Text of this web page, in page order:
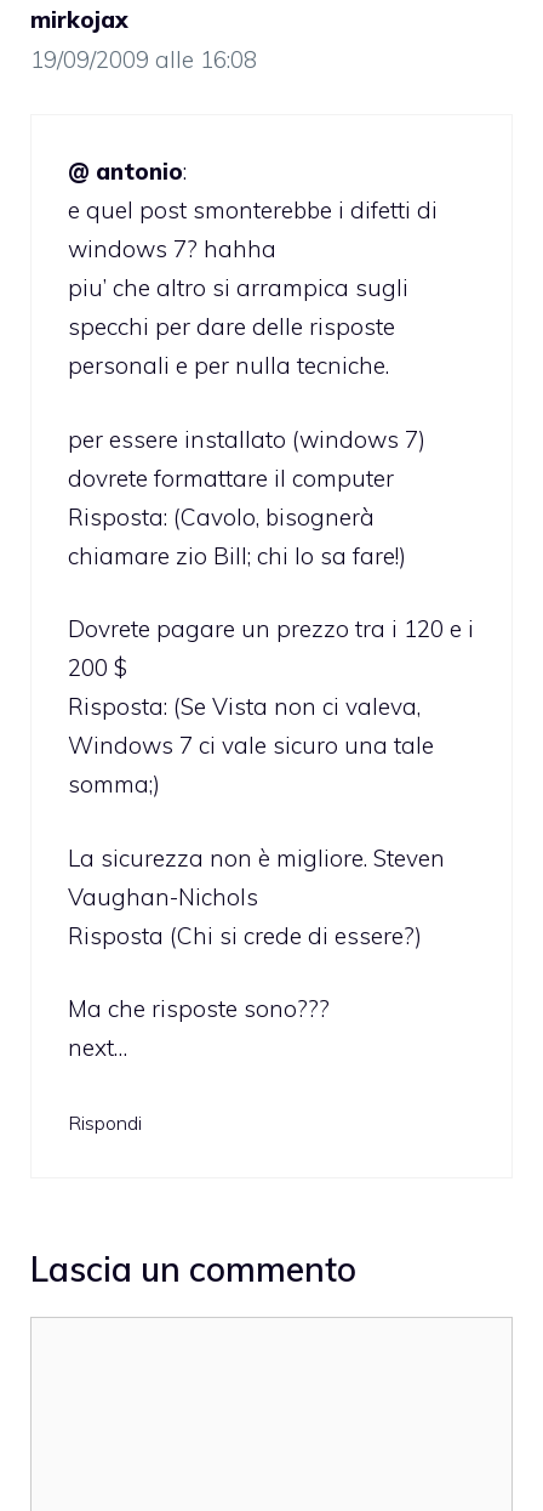
mirkojax
19/09/2009 alle 16:08
@ antonio:
e quel post smonterebbe i difetti di
windows 7? hahha
piu’ che altro si arrampica sugli
specchi per dare delle risposte
personali e per nulla tecniche.
per essere installato (windows 7)
dovrete formattare il computer
Risposta: (Cavolo, bisognerà
chiamare zio Bill; chi lo sa fare!)
Dovrete pagare un prezzo tra i 120 e i
200 $
Risposta: (Se Vista non ci valeva,
Windows 7 ci vale sicuro una tale
somma;)
La sicurezza non è migliore. Steven
Vaughan-Nichols
Risposta (Chi si crede di essere?)
Ma che risposte sono???
next…
Rispondi
Lascia un commento